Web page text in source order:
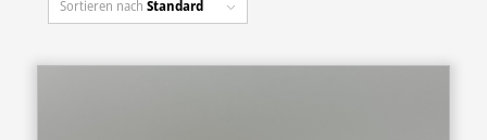
Sortieren nach Standard